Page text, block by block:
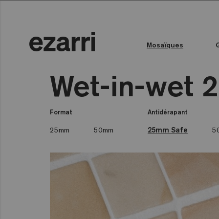
Mosaïques
Wet-in-wet
Format
25mm 50mm
Antidérapant
25mm Safe